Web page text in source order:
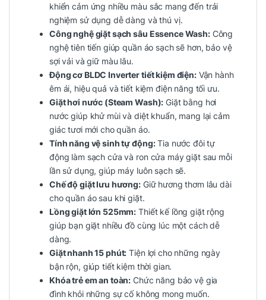
khiển cảm ứng nhiều màu sắc mang đến trải
nghiệm sử dụng dễ dàng và thú vị.
Công nghệ giặt sạch sâu Essence Wash:Công
nghệ tiên tiến giúp quần áo sạch sẽ hơn, bảo vệ
sợi vải và giữ màu lâu.
Động cơ BLDC Inverter tiết kiệm điện:Vận hành
êm ái, hiệu quả và tiết kiệm điện năng tối ưu.
Giặt hơi nước (Steam Wash): Giặt bằng hơi
nước giúp khử mùi và diệt khuẩn, mang lại cảm
giác tươi mới cho quần áo.
Tính năng vệ sinh tự động:Tia nước đôi tự
động làm sạch cửa và ron cửa máy giặt sau mỗi
lần sử dụng, giúp máy luôn sạch sẽ.
Chế độ giặt lưu hương:Giữ hương thơm lâu dài
cho quần áo sau khi giặt.
Lồng giặt lớn 525mm: Thiết kế lồng giặt rộng
giúp bạn giặt nhiều đồ cùng lúc một cách dễ
dàng.
Giặt nhanh 15 phút: Tiện lợi cho những ngày
bận rộn, giúp tiết kiệm thời gian.
Khóa trẻ em an toàn: Chức năng bảo vệ gia
đình khỏi những sự cố không mong muốn.